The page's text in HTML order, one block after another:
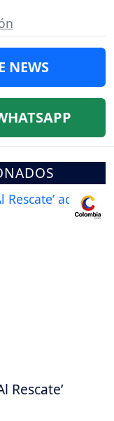
NEWS
Rescate’